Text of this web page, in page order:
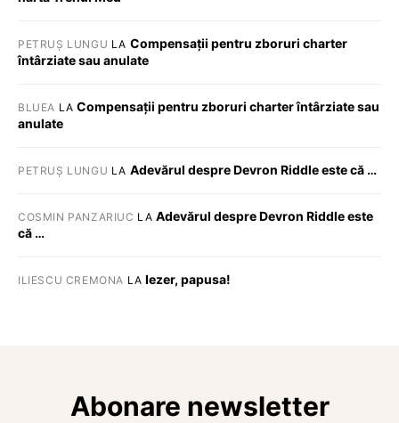
PETRUȘ LUNGU LA Compensații pentru zboruri charter
întârziate sau anulate
BLUEA LACompensații pentru zboruri charter întârziate sau
anulate
PETRUȘ LUNGU LA Adevărul despre Devron Riddle este că …
COSMIN PANZARIUC LA Adevărul despre Devron Riddle este
că …
ILIESCU CREMONA LA Iezer, papusa!
Abonare newsletter